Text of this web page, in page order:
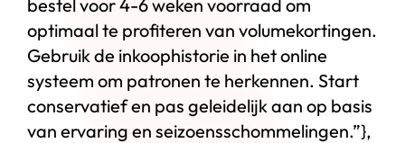
bestel voor 4-6 weken voorraad om
optimaal te profiteren van volumekortingen.
Gebruik de inkoophistorie in het online
systeem om patronen te herkennen. Start
conservatief en pas geleidelijk aan op basis
van ervaring en seizoensschommelingen.”},